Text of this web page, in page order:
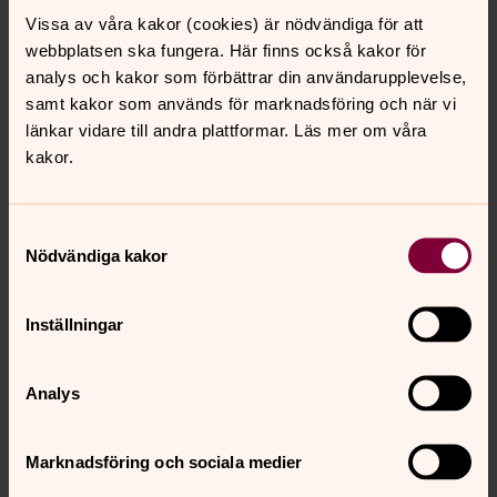
Vissa av våra kakor (cookies) är nödvändiga för att
webbplatsen ska fungera. Här finns också kakor för
analys och kakor som förbättrar din användarupplevelse,
samt kakor som används för marknadsföring och när vi
länkar vidare till andra plattformar. Läs mer om våra
kakor.
Nödvändiga kakor
Inställningar
Analys
Marknadsföring och sociala medier